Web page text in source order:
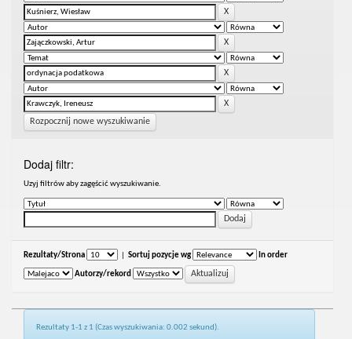
Rozpocznij nowe wyszukiwanie
Dodaj filtr:
Uzyj filtrów aby zagęścić wyszukiwanie.
Rezultaty/Strona Sortuj pozycje wg In order
Autorzy/rekord
Rezultaty 1-1 z 1 (Czas wyszukiwania: 0.002 sekund).